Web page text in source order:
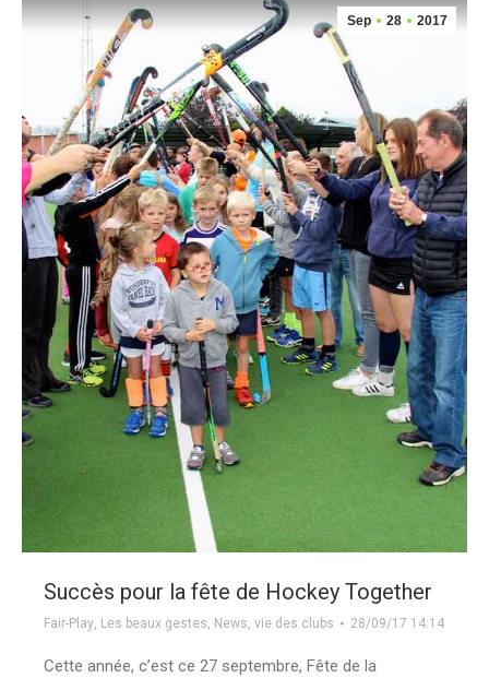
Sep 28 2017
Succès pour la fête de Hockey Together
Fair-Play, Les beaux gestes, News, vie des clubs 28/09/17 14:14
Cette année, c’est ce 27 septembre, Fête de la